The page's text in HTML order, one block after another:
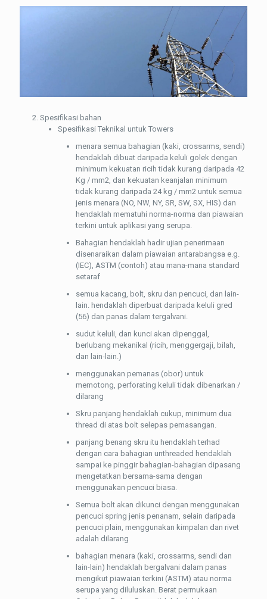
Spesifikasi bahan
Spesifikasi Teknikal untuk Towers
menara semua bahagian (kaki, crossarms, sendi)
hendaklah dibuat daripada keluli golek dengan
minimum kekuatan ricih tidak kurang daripada 42
Kg / mm2, dan kekuatan keanjalan minimum
tidak kurang daripada 24 kg / mm2 untuk semua
jenis menara (NO, NW, NY, SR, SW, SX, HIS) dan
hendaklah mematuhi norma-norma dan piawaian
terkini untuk aplikasi yang serupa.
Bahagian hendaklah hadir ujian penerimaan
disenaraikan dalam piawaian antarabangsa e.g.
(IEC), ASTM (contoh) atau mana-mana standard
setaraf
semua kacang, bolt, skru dan pencuci, dan lain-
lain. hendaklah diperbuat daripada keluli gred
(56) dan panas dalam tergalvani.
sudut keluli, dan kunci akan dipenggal,
berlubang mekanikal (ricih, menggergaji, bilah,
dan lain-lain.)
menggunakan pemanas (obor) untuk
memotong, perforating keluli tidak dibenarkan /
dilarang
Skru panjang hendaklah cukup, minimum dua
thread di atas bolt selepas pemasangan.
panjang benang skru itu hendaklah terhad
dengan cara bahagian unthreaded hendaklah
sampai ke pinggir bahagian-bahagian dipasang
mengetatkan bersama-sama dengan
menggunakan pencuci biasa.
Semua bolt akan dikunci dengan menggunakan
pencuci spring jenis penanam, selain daripada
pencuci plain, menggunakan kimpalan dan rivet
adalah dilarang
bahagian menara (kaki, crossarms, sendi dan
lain-lain) hendaklah bergalvani dalam panas
mengikut piawaian terkini (ASTM) atau norma
serupa yang diluluskan. Berat permukaan